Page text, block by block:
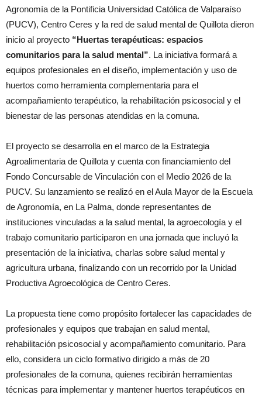
Agronomía de la Pontificia Universidad Católica de Valparaíso
(PUCV), Centro Ceres y la red de salud mental de Quillota dieron
inicio al proyecto “Huertas terapéuticas: espacios
comunitarios para la salud mental”. La iniciativa formará a
equipos profesionales en el diseño, implementación y uso de
huertos como herramienta complementaria para el
acompañamiento terapéutico, la rehabilitación psicosocial y el
bienestar de las personas atendidas en la comuna.
El proyecto se desarrolla en el marco de la Estrategia
Agroalimentaria de Quillota y cuenta con financiamiento del
Fondo Concursable de Vinculación con el Medio 2026 de la
PUCV. Su lanzamiento se realizó en el Aula Mayor de la Escuela
de Agronomía, en La Palma, donde representantes de
instituciones vinculadas a la salud mental, la agroecología y el
trabajo comunitario participaron en una jornada que incluyó la
presentación de la iniciativa, charlas sobre salud mental y
agricultura urbana, finalizando con un recorrido por la Unidad
Productiva Agroecológica de Centro Ceres.
La propuesta tiene como propósito fortalecer las capacidades de
profesionales y equipos que trabajan en salud mental,
rehabilitación psicosocial y acompañamiento comunitario. Para
ello, considera un ciclo formativo dirigido a más de 20
profesionales de la comuna, quienes recibirán herramientas
técnicas para implementar y mantener huertos terapéuticos en